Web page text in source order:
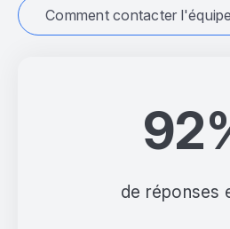
de réponses
Comment contacter